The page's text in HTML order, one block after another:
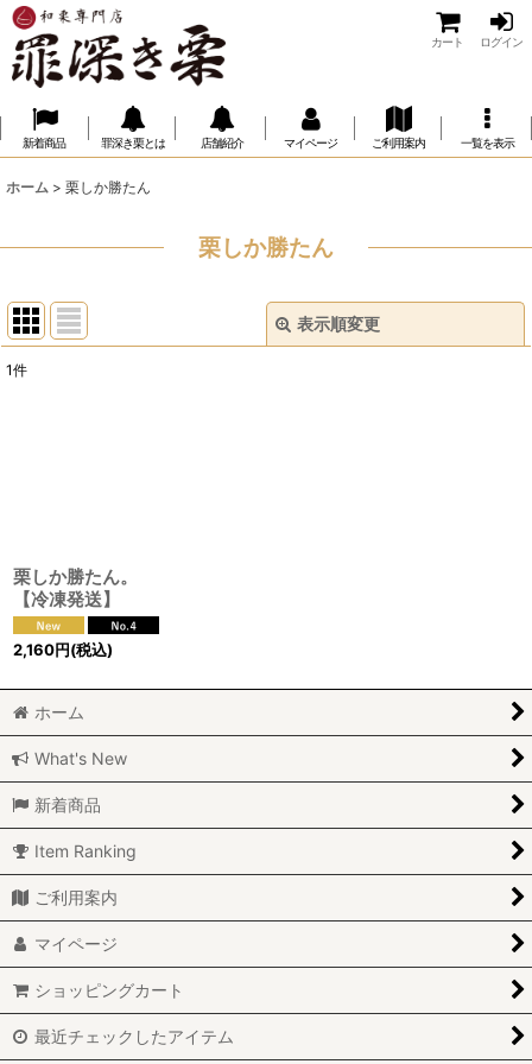
カート ログイン
新着商品 罪深き栗とは 店舗紹介 マイページ ご利用案内 一覧を表示
ホーム > 栗しか勝たん
栗しか勝たん
表示順変更
1件
栗しか勝たん。
【冷凍発送】
2,160円(税込)
ホーム
What's New
新着商品
Item Ranking
ご利用案内
マイページ
ショッピングカート
最近チェックしたアイテム